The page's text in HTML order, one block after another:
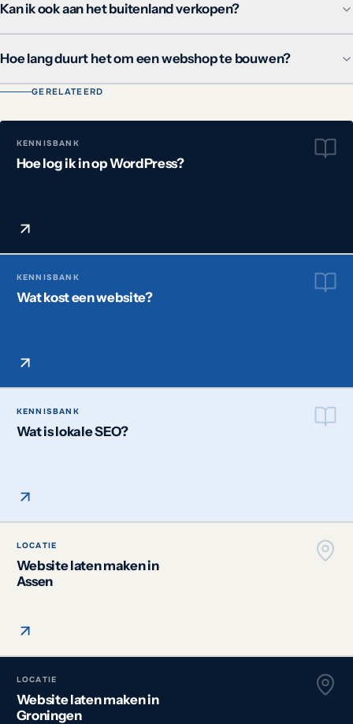
Kan ik ook aan het buitenland verkopen?
Hoe lang duurt het om een webshop te bouwen?
GERELATEERD
KENNISBANK
Hoe log ik in op WordPress?
KENNISBANK
Wat kost een website?
KENNISBANK
Wat is lokale SEO?
LOCATIE
Website laten maken in
Assen
LOCATIE
Website laten maken in
Groningen